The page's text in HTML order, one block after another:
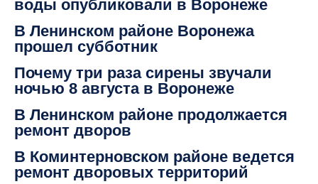
воды опубликовали в Воронеже
В Ленинском районе Воронежа
прошел субботник
Почему три раза сирены звучали
ночью 8 августа в Воронеже
В Ленинском районе продолжается
ремонт дворов
В Коминтерновском районе ведется
ремонт дворовых территорий